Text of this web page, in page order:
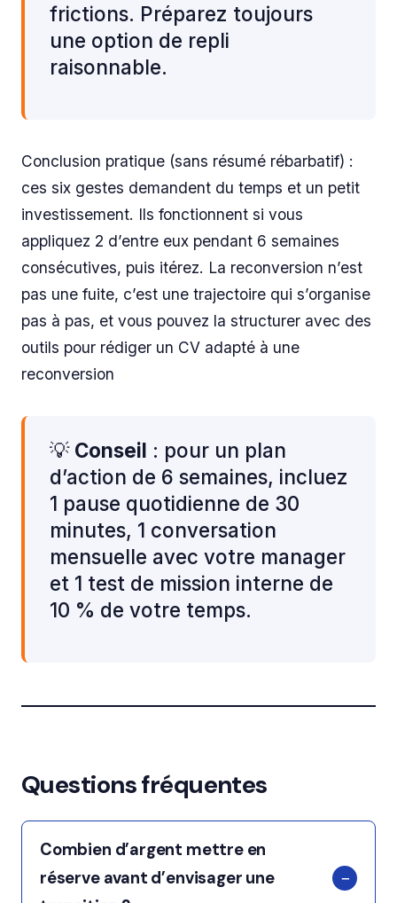
frictions. Préparez toujours
une option de repli
raisonnable.
Conclusion pratique (sans résumé rébarbatif) :
ces six gestes demandent du temps et un petit
investissement. Ils fonctionnent si vous
appliquez 2 d’entre eux pendant 6 semaines
consécutives, puis itérez. La reconversion n’est
pas une fuite, c’est une trajectoire qui s’organise
pas à pas, et vous pouvez la structurer avec des
outils pour rédiger un CV adapté à une
reconversion
💡 Conseil : pour un plan
d’action de 6 semaines, incluez
1 pause quotidienne de 30
minutes, 1 conversation
mensuelle avec votre manager
et 1 test de mission interne de
10 % de votre temps.
Questions fréquentes
Combien d’argent mettre en
réserve avant d’envisager une